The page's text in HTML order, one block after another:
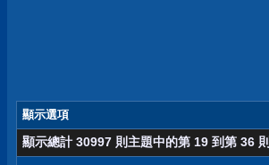
顯示選項
顯示總計 30997 則主題中的第 19 到第 36 則